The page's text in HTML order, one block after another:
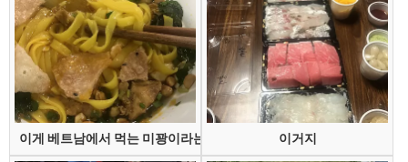
이게 베트남에서 먹는 미꽝이라는 건데 이거지